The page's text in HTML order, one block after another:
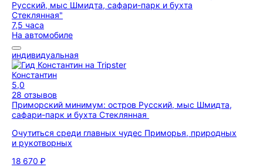
7,5 часа
На автомобиле
индивидуальная
Константин
5,0
28 отзывов
Приморский минимум: остров Русский, мыс Шмидта,
сафари-парк и бухта Стеклянная
Очутиться среди главных чудес Приморья, природных
и рукотворных
18 670 ₽